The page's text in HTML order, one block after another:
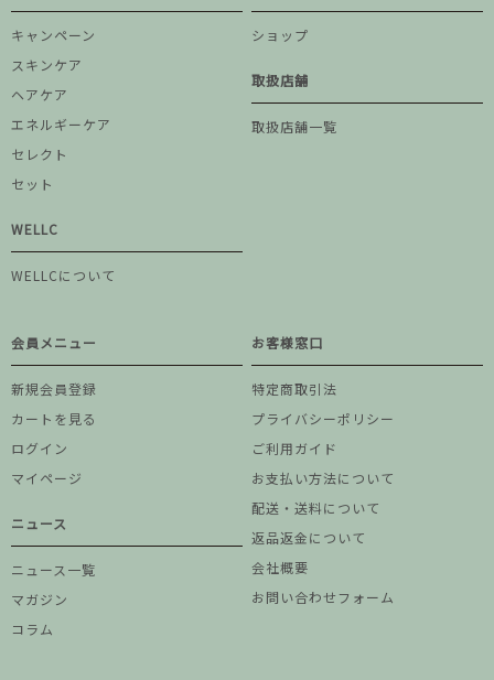
キャンペーン
スキンケア
ヘアケア
エネルギーケア
セレクト
セット
WELLC
WELLCについて
ショップ
取扱店舗
取扱店舗一覧
会員メニュー
新規会員登録
カートを見る
ログイン
マイページ
ニュース
ニュース一覧
マガジン
コラム
お客様窓口
特定商取引法
プライバシーポリシー
ご利用ガイド
お支払い方法について
配送・送料について
返品返金について
会社概要
お問い合わせフォーム